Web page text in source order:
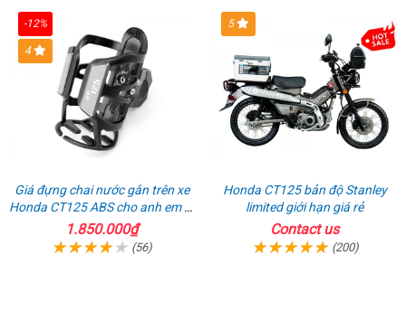
-12%
4
Giá đựng chai nước gắn trên xe
Honda CT125 ABS cho anh em đi
phượt
1.850.000₫
(56)
5
Honda CT125 bản độ Stanley
limited giới hạn giá rẻ
Contact us
(200)